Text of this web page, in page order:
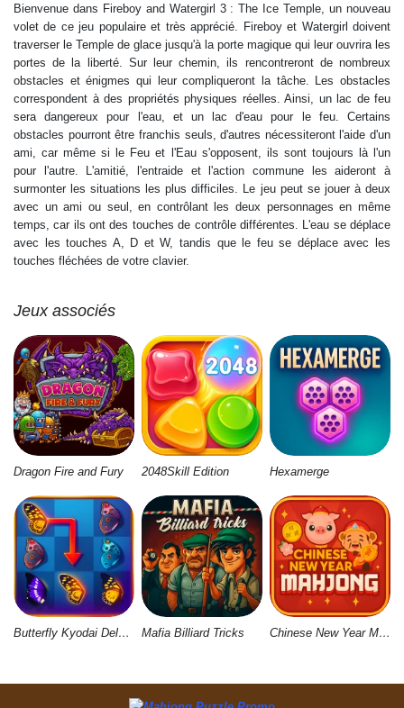
Bienvenue dans Fireboy and Watergirl 3 : The Ice Temple, un nouveau
volet de ce jeu populaire et très apprécié. Fireboy et Watergirl doivent
traverser le Temple de glace jusqu'à la porte magique qui leur ouvrira les
portes de la liberté. Sur leur chemin, ils rencontreront de nombreux
obstacles et énigmes qui leur compliqueront la tâche. Les obstacles
correspondent à des propriétés physiques réelles. Ainsi, un lac de feu
sera dangereux pour l'eau, et un lac d'eau pour le feu. Certains
obstacles pourront être franchis seuls, d'autres nécessiteront l'aide d'un
ami, car même si le Feu et l'Eau s'opposent, ils sont toujours là l'un
pour l'autre. L'amitié, l'entraide et l'action commune les aideront à
surmonter les situations les plus difficiles. Le jeu peut se jouer à deux
avec un ami ou seul, en contrôlant les deux personnages en même
temps, car ils ont des touches de contrôle différentes. L'eau se déplace
avec les touches A, D et W, tandis que le feu se déplace avec les
touches fléchées de votre clavier.
Jeux associés
Dragon Fire and Fury 2048Skill Edition Hexamerge
Butterfly Kyodai Deluxe 2 Mafia Billiard Tricks Chinese New Year Mahjong